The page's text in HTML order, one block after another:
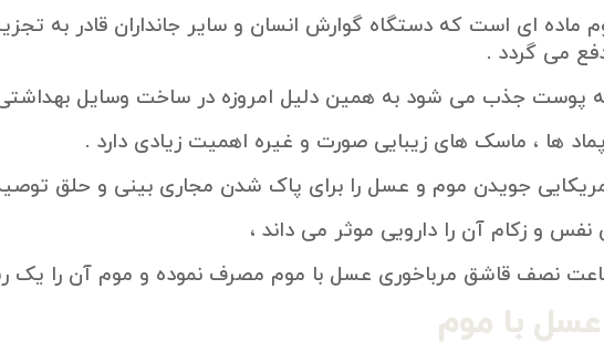
ماده ای است که دستگاه گوارش انسان و سایر جانداران قادر به
می گردد .
پوست جذب می شود به همین دلیل امروزه در ساخت وسایل
ها ، ماسک های زیبایی صورت و غیره اهمیت زیادی دارد .
جویدن موم و عسل را برای پاک شدن مجاری بینی و حلق
و زکام آن را دارویی موثر می داند ،
ساعت نصف قاشق مرباخوری عسل با موم مصرف نموده و موم آن را یک
با موم